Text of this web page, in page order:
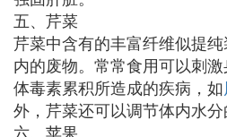
五、芹菜
芹菜中含有的丰富纤维似提
内的废物。常常食用可以刺
体毒素累积所造成的疾病，如
外，芹菜还可以调节体内水分
六、苹果